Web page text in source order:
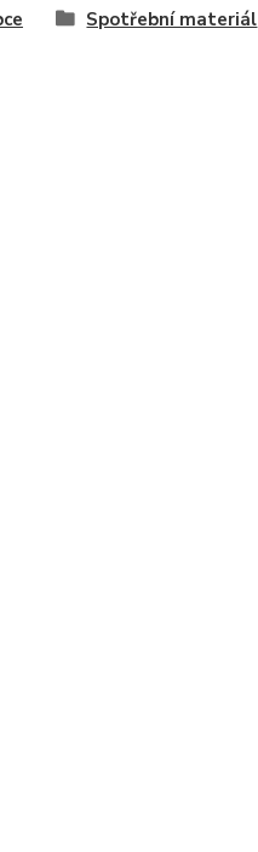
Spotřební materiál